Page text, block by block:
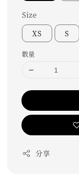
Size
XS S
數量
分享